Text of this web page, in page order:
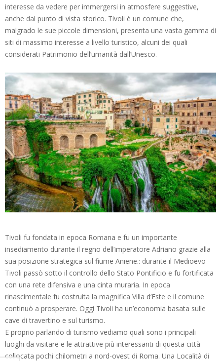
interesse da vedere per immergersi in atmosfere suggestive,
anche dal punto di vista storico. Tivoli è un comune che,
malgrado le sue piccole dimensioni, presenta una vasta gamma di
siti di massimo interesse a livello turistico, alcuni dei quali
considerati Patrimonio dell’umanità dall’Unesco.
Tivoli fu fondata in epoca Romana e fu un importante
insediamento durante il regno dell’imperatore Adriano grazie alla
sua posizione strategica sul fiume Aniene.: durante il Medioevo
Tivoli passò sotto il controllo dello Stato Pontificio e fu fortificata
con una rete difensiva e una cinta muraria. In epoca
rinascimentale fu costruita la magnifica Villa d’Este e il comune
continuò a prosperare. Oggi Tivoli ha un’economia basata sulle
cave di travertino e sul turismo.
E proprio parlando di turismo vediamo quali sono i principali
luoghi da visitare e le attrattive più interessanti di questa città
collocata pochi chilometri a nord-ovest di Roma. Una Località di